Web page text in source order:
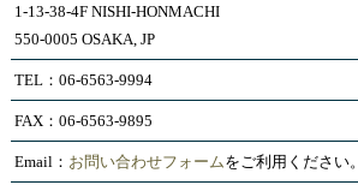
1-13-38-4F NISHI-HONMACHI
550-0005 OSAKA, JP
TEL：06-6563-9994
FAX：06-6563-9895
Email： お問い合わせフォームをご利用ください。